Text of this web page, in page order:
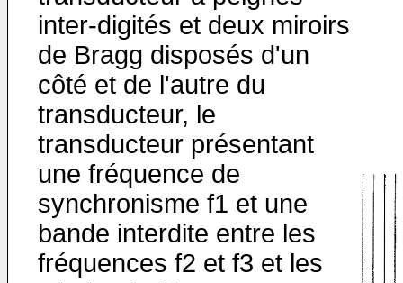
inter-digités et deux miroirs
de Bragg disposés d'un
côté et de l'autre du
transducteur, le
transducteur présentant
une fréquence de
synchronisme f1 et une
bande interdite entre les
fréquences f2 et f3 et les